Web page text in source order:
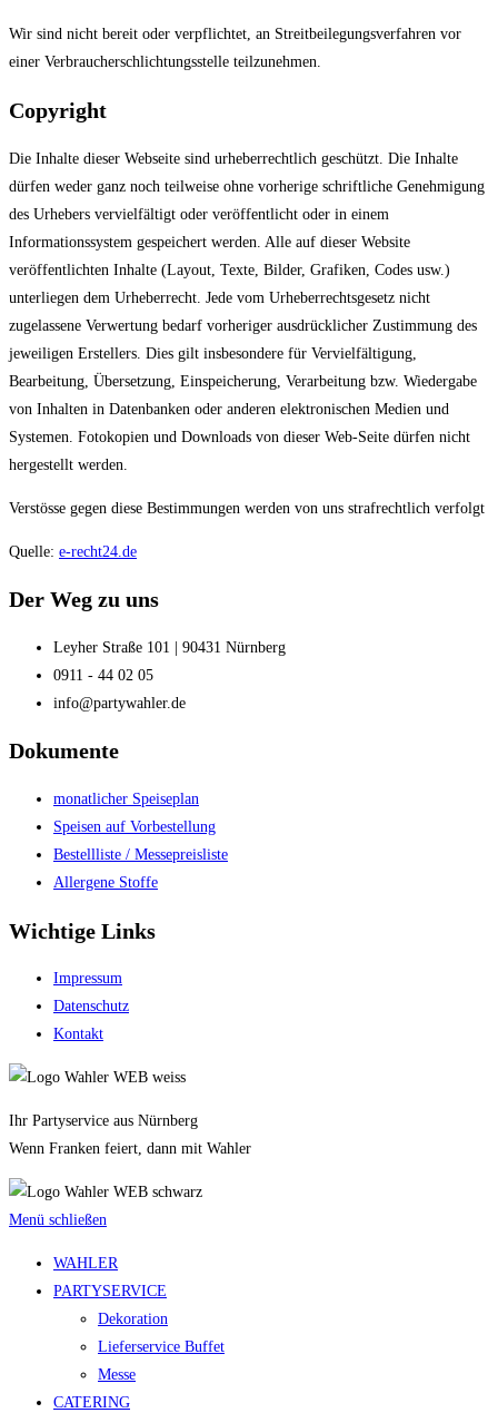
Wir sind nicht bereit oder verpflichtet, an Streitbeilegungsverfahren vor
einer Verbraucherschlichtungsstelle teilzunehmen.
Copyright
Die Inhalte dieser Webseite sind urheberrechtlich geschützt. Die Inhalte
dürfen weder ganz noch teilweise ohne vorherige schriftliche Genehmigung
des Urhebers vervielfältigt oder veröffentlicht oder in einem
Informationssystem gespeichert werden. Alle auf dieser Website
veröffentlichten Inhalte (Layout, Texte, Bilder, Grafiken, Codes usw.)
unterliegen dem Urheberrecht. Jede vom Urheberrechtsgesetz nicht
zugelassene Verwertung bedarf vorheriger ausdrücklicher Zustimmung des
jeweiligen Erstellers. Dies gilt insbesondere für Vervielfältigung,
Bearbeitung, Übersetzung, Einspeicherung, Verarbeitung bzw. Wiedergabe
von Inhalten in Datenbanken oder anderen elektronischen Medien und
Systemen. Fotokopien und Downloads von dieser Web-Seite dürfen nicht
hergestellt werden.
Verstösse gegen diese Bestimmungen werden von uns strafrechtlich verfolgt
Quelle: e-recht24.de
Der Weg zu uns
Leyher Straße 101 | 90431 Nürnberg
0911 - 44 02 05
info@partywahler.de
Dokumente
monatlicher Speiseplan
Speisen auf Vorbestellung
Bestellliste / Messepreisliste
Allergene Stoffe
Wichtige Links
Impressum
Datenschutz
Kontakt
Ihr Partyservice aus Nürnberg
Wenn Franken feiert, dann mit Wahler
Menü schließen
WAHLER
PARTYSERVICE
Dekoration
Lieferservice Buffet
Messe
CATERING